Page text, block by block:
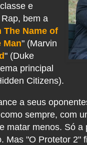
e
bem a
The Name of
Man" (Marvin
" (Duke
principal
Citizens).
a seus
sempre, com
matar menos. Só
Mas "O Protetor 2"